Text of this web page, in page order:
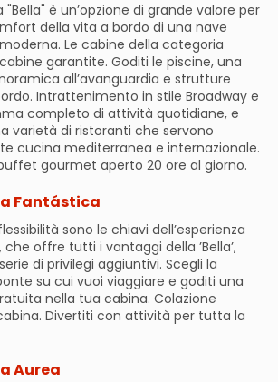
"Bella" è un’opzione di grande valore per
della vita a bordo di una nave
Le cabine della categoria
cabine garantite. Goditi le piscine, una
all’avanguardia e strutture
Intrattenimento in stile Broadway e
completo di attività quotidiane, e
varietà di ristoranti che servono
cucina mediterranea e internazionale.
gourmet aperto 20 ore al giorno.
Fantástica
sono le chiavi dell’esperienza
che offre tutti i vantaggi della ’Bella’,
di privilegi aggiuntivi. Scegli la
su cui vuoi viaggiare e goditi una
nella tua cabina. Colazione
Divertiti con attività per tutta la
Aurea